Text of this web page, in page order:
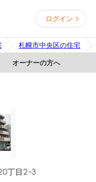
ログイン
札幌市中央区の住宅
オーナーの方へ
丁目2-3